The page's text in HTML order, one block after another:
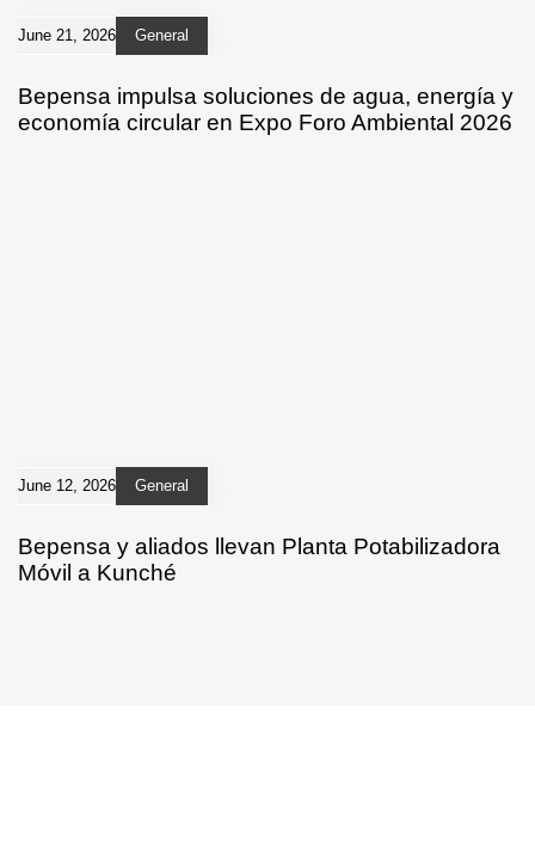
June 21, 2026 General
Bepensa impulsa soluciones de agua, energía y
economía circular en Expo Foro Ambiental 2026
June 12, 2026 General
Bepensa y aliados llevan Planta Potabilizadora
Móvil a Kunché